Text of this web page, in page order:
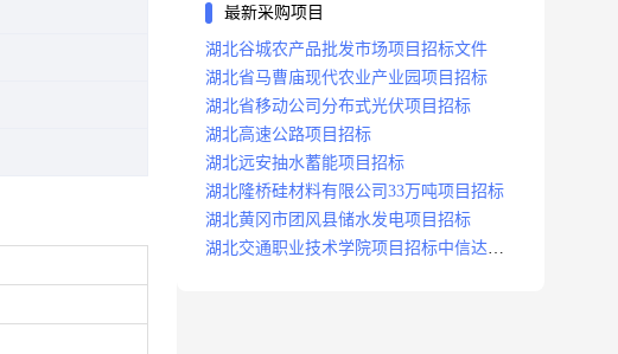
最新采购项目
湖北谷城农产品批发市场项目招标文件
湖北省马曹庙现代农业产业园项目招标
湖北省移动公司分布式光伏项目招标
湖北高速公路项目招标
湖北远安抽水蓄能项目招标
湖北隆桥硅材料有限公司33万吨项目招标
湖北黄冈市团风县储水发电项目招标
湖北交通职业技术学院项目招标中信达咨